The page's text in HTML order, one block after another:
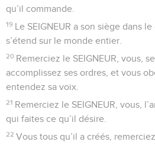
qu’il commande.
19 Le SEIGNEUR a son siège dans
s’étend sur le monde entier.
20 Remerciez le SEIGNEUR, vous,
accomplissez ses ordres, et vous
entendez sa voix.
21 Remerciez le SEIGNEUR, vous,
qui faites ce qu’il désire.
22 Vous tous qu’il a créés,